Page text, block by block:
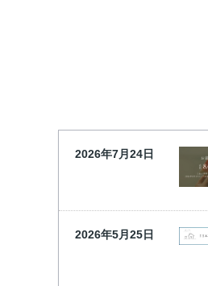
2026年7月24日
2026年5月25日